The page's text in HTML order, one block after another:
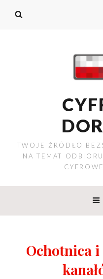
TWOJE ŹRÓDŁO
NA TEMAT
Ochotnica